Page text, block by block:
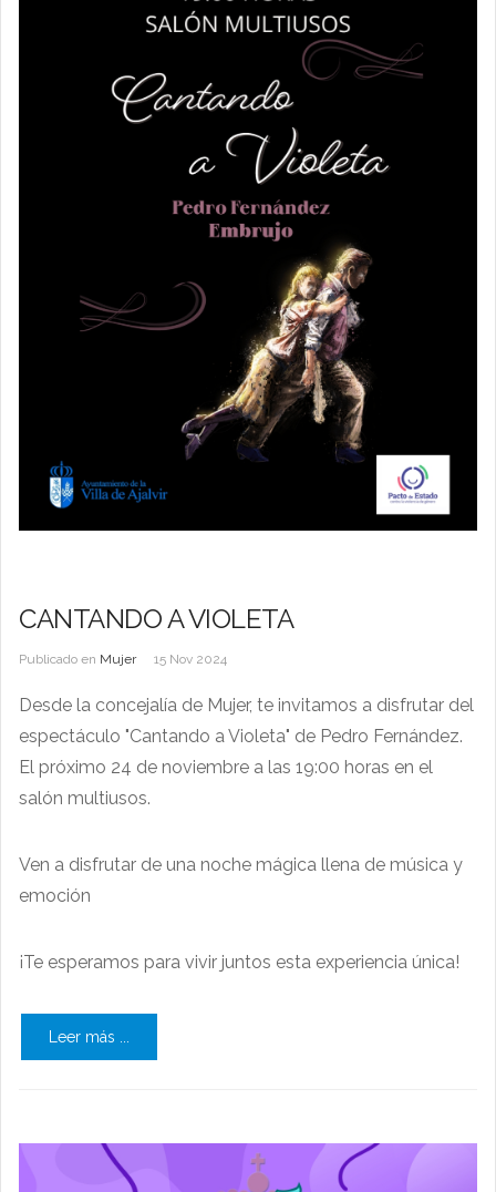
CANTANDO A VIOLETA
Publicado en Mujer 15 Nov 2024
Desde la concejalía de Mujer, te invitamos a disfrutar del
espectáculo "Cantando a Violeta" de Pedro Fernández.
El próximo 24 de noviembre a las 19:00 horas en el
salón multiusos.
Ven a disfrutar de una noche mágica llena de música y
emoción
¡Te esperamos para vivir juntos esta experiencia única!
Leer más ...